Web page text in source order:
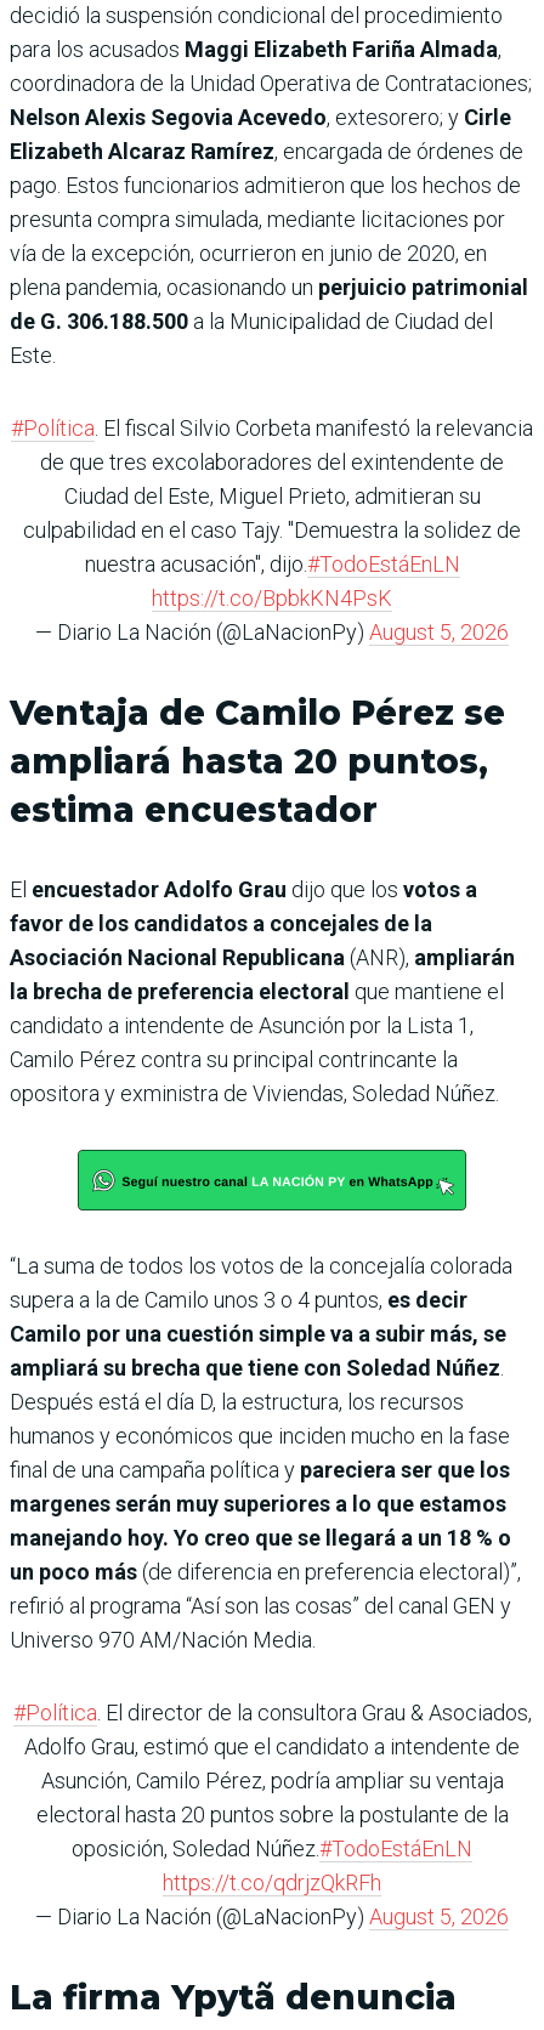
decidió la suspensión condicional del procedimiento
para los acusados Maggi Elizabeth Fariña Almada,
coordinadora de la Unidad Operativa de Contrataciones;
Nelson Alexis Segovia Acevedo, extesorero; y Cirle
Elizabeth Alcaraz Ramírez, encargada de órdenes de
pago. Estos funcionarios admitieron que los hechos de
presunta compra simulada, mediante licitaciones por
vía de la excepción, ocurrieron en junio de 2020, en
plena pandemia, ocasionando un perjuicio patrimonial
de G. 306.188.500 a la Municipalidad de Ciudad del
Este.
#Política . El fiscal Silvio Corbeta manifestó la relevancia
de que tres excolaboradores del exintendente de
Ciudad del Este, Miguel Prieto, admitieran su
culpabilidad en el caso Tajy. "Demuestra la solidez de
nuestra acusación", dijo.#TodoEstáEnLN
https://t.co/BpbkKN4PsK
— Diario La Nación (@LaNacionPy) August 5, 2026
Ventaja de Camilo Pérez se
ampliará hasta 20 puntos,
estima encuestador
El encuestador Adolfo Grau dijo que los votos a
favor de los candidatos a concejales de la
Asociación Nacional Republicana (ANR), ampliarán
la brecha de preferencia electoral que mantiene el
candidato a intendente de Asunción por la Lista 1,
Camilo Pérez contra su principal contrincante la
opositora y exministra de Viviendas, Soledad Núñez.
“La suma de todos los votos de la concejalía colorada
supera a la de Camilo unos 3 o 4 puntos, es decir
Camilo por una cuestión simple va a subir más, se
ampliará su brecha que tiene con Soledad Núñez
Después está el día D, la estructura, los recursos
humanos y económicos que inciden mucho en la fase
final de una campaña política y pareciera ser que los
margenes serán muy superiores a lo que estamos
manejando hoy. Yo creo que se llegará a un 18 % o
un poco más(de diferencia en preferencia electoral)”,
refirió al programa “Así son las cosas” del canal GEN y
Universo 970 AM/Nación Media.
#Política . El director de la consultora Grau & Asociados,
Adolfo Grau, estimó que el candidato a intendente de
Asunción, Camilo Pérez, podría ampliar su ventaja
electoral hasta 20 puntos sobre la postulante de la
oposición, Soledad Núñez.#TodoEstáEnLN
https://t.co/qdrjzQkRFh
— Diario La Nación (@LaNacionPy) August 5, 2026
La firma Ypytã denuncia